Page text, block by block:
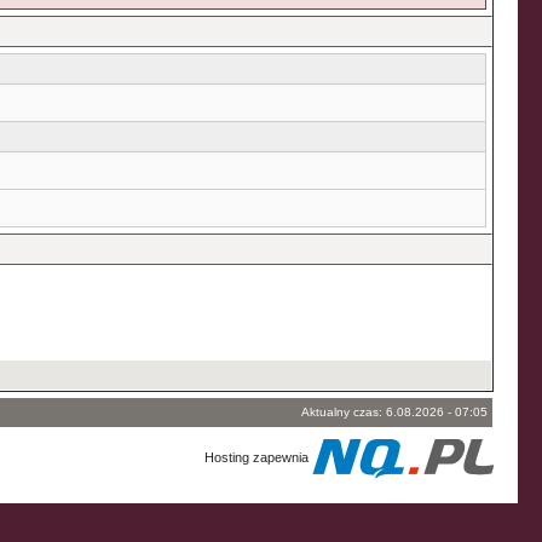
Aktualny czas: 6.08.2026 - 07:05
Hosting zapewnia